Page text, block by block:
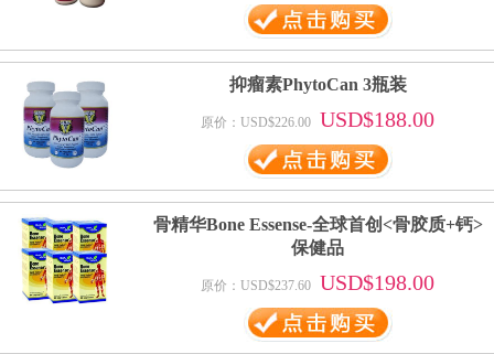
抑瘤素PhytoCan 3瓶装
原价：USD$226.00 USD$188.00
骨精华Bone Essense-全球首创<骨胶质+钙>
保健品
原价：USD$237.60 USD$198.00